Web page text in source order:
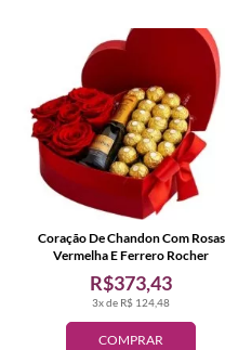
COMPRAR
3x de R$ 124,48
R$373,43
Coração De Chandon Com Rosas
Vermelha E Ferrero Rocher